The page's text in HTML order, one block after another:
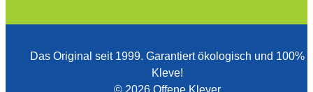
Das Original seit 1999. ­Garantiert ökologisch und 100%
Kleve!